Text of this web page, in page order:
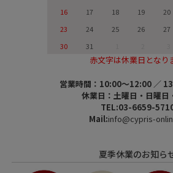
16
17 18 19 20
23
24 25 26 27
30
31
赤文字は休業日となり
営業時間：10:00～12:00 ／
休業日：土曜日・日曜日
TEL:03-6659-
Mail:info@cypris-
夏季休業のお知ら